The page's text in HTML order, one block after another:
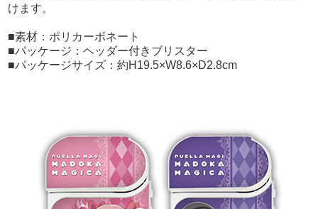
けます。
■素材：ポリカーボネート
■パッケージ：ヘッダー付きブリスター
■パッケージサイズ：約H19.5×W8.6×D2.8cm